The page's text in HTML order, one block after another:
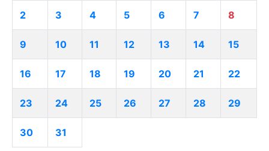
2 3 4 5 6 7 8
9 10 11 12 13 14 15
16 17 18 19 20 21 22
23 24 25 26 27 28 29
30 31